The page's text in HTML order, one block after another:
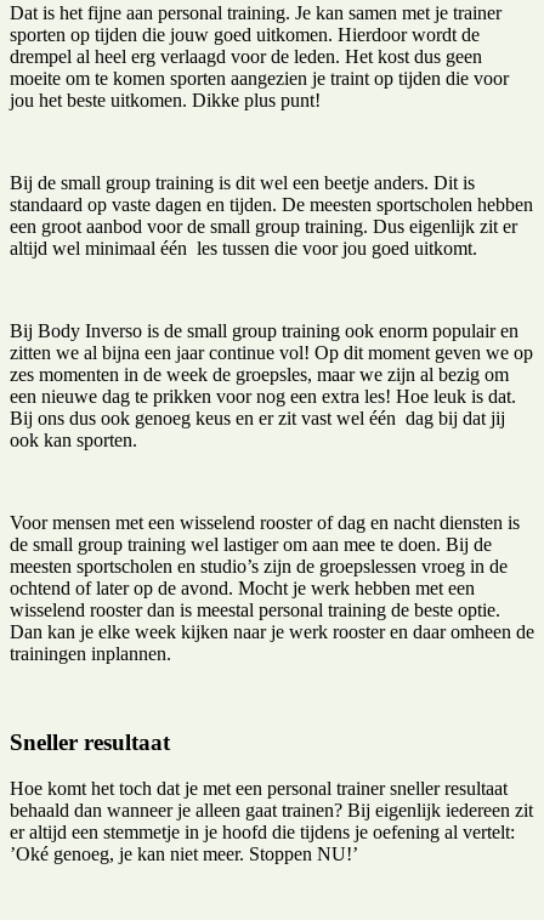
Dat is het fijne aan personal training. Je kan samen met je trainer
sporten op tijden die jouw goed uitkomen. Hierdoor wordt de
drempel al heel erg verlaagd voor de leden. Het kost dus geen
moeite om te komen sporten aangezien je traint op tijden die voor
jou het beste uitkomen. Dikke plus punt!
Bij de small group training is dit wel een beetje anders. Dit is
standaard op vaste dagen en tijden. De meesten sportscholen hebben
een groot aanbod voor de small group training. Dus eigenlijk zit er
altijd wel minimaal één les tussen die voor jou goed uitkomt.
Bij Body Inverso is de small group training ook enorm populair en
zitten we al bijna een jaar continue vol! Op dit moment geven we op
zes momenten in de week de groepsles, maar we zijn al bezig om
een nieuwe dag te prikken voor nog een extra les! Hoe leuk is dat.
Bij ons dus ook genoeg keus en er zit vast wel één dag bij dat jij
ook kan sporten.
Voor mensen met een wisselend rooster of dag en nacht diensten is
de small group training wel lastiger om aan mee te doen. Bij de
meesten sportscholen en studio’s zijn de groepslessen vroeg in de
ochtend of later op de avond. Mocht je werk hebben met een
wisselend rooster dan is meestal personal training de beste optie.
Dan kan je elke week kijken naar je werk rooster en daar omheen de
trainingen inplannen.
Sneller resultaat
Hoe komt het toch dat je met een personal trainer sneller resultaat
behaald dan wanneer je alleen gaat trainen? Bij eigenlijk iedereen zit
er altijd een stemmetje in je hoofd die tijdens je oefening al vertelt:
’Oké genoeg, je kan niet meer. Stoppen NU!’